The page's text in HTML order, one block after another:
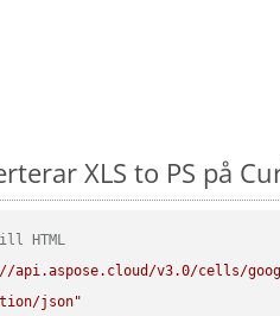
XLS to PS på
HTML
v3.0/cells/
json"